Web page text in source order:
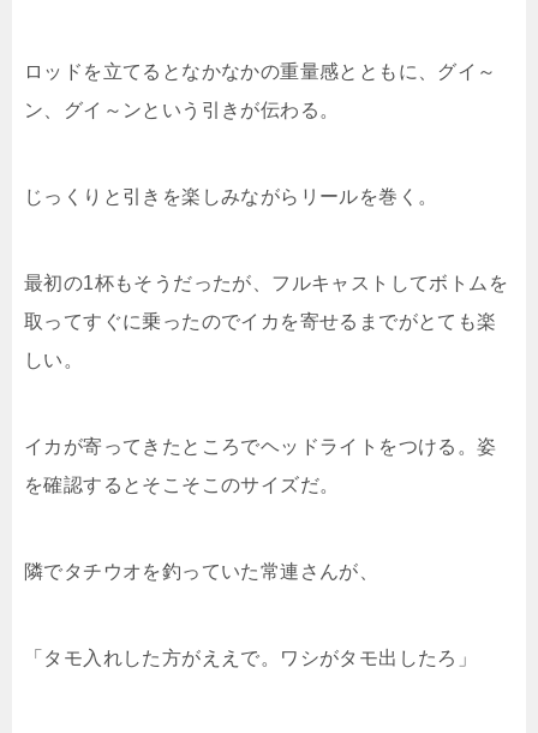
ロッドを立てるとなかなかの重量感とともに、グイ～
ン、グイ～ンという引きが伝わる。
じっくりと引きを楽しみながらリールを巻く。
最初の1杯もそうだったが、フルキャストしてボトムを
取ってすぐに乗ったのでイカを寄せるまでがとても楽
しい。
イカが寄ってきたところでヘッドライトをつける。姿
を確認するとそこそこのサイズだ。
隣でタチウオを釣っていた常連さんが、
「タモ入れした方がええで。ワシがタモ出したろ」